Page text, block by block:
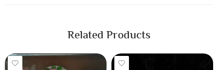
Related Products